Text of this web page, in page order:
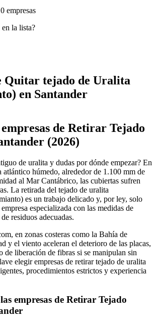
empresas
en la lista?
Quitar tejado de Uralita
en Santander
de Retirar Tejado
(2026)
de uralita y dudas por dónde empezar? En
atlántico húmedo, alrededor de 1.100 mm de
al Mar Cantábrico, las cubiertas sufren
La retirada del tejado de uralita
es un trabajo delicado y, por ley, solo
especializada con las medidas de
residuos adecuadas.
en zonas costeras como la Bahía de
y el viento aceleran el deterioro de las placas,
de liberación de fibras si se manipulan sin
elegir empresas de retirar tejado de uralita
procedimientos estrictos y experiencia
empresas de Retirar Tejado